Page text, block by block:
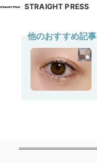
STRAIGHT PRESS
他のおすすめ記